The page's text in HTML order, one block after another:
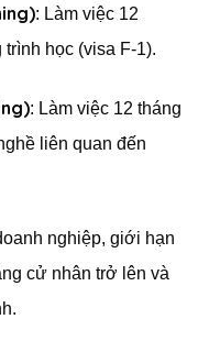
: Làm việc 12
học (visa F-1).
: Làm việc 12 tháng
liên quan đến
nghiệp, giới hạn
cử nhân trở lên và